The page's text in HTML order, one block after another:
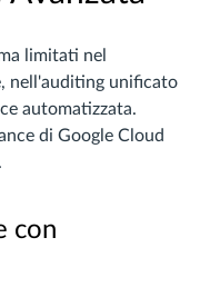
limitati nel
nell'auditing unificato
automatizzata.
di Google Cloud
con